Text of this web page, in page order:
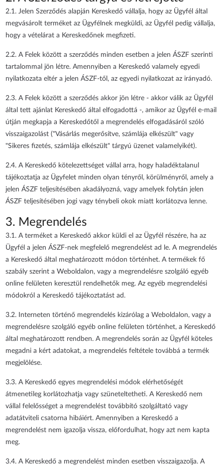
2.1. Jelen Szerződés alapján Kereskedő vállalja, hogy az Ügyfél által
megvásárolt terméket az Ügyfélnek megküldi, az Ügyfél pedig vállalja,
hogy a vételárat a Kereskedőnek megfizeti.
2.2. A Felek között a szerződés minden esetben a jelen ÁSZF szerinti
tartalommal jön létre. Amennyiben a Kereskedő valamely egyedi
nyilatkozata eltér a jelen ÁSZF-től, az egyedi nyilatkozat az irányadó.
2.3. A Felek között a szerződés akkor jön létre - akkor válik az Ügyfél
által tett ajánlat Kereskedő által elfogadottá -, amikor az Ügyfél e-mail
útján megkapja a Kereskedőtől a megrendelés elfogadásáról szóló
visszaigazolást ("Vásárlás megerősítve, számlája elkészült" vagy
"Sikeres fizetés, számlája elkészült" tárgyú üzenet valamelyikét).
2.4. A Kereskedő kötelezettséget vállal arra, hogy haladéktalanul
tájékoztatja az Ügyfelet minden olyan tényről, körülményről, amely a
jelen ÁSZF teljesítésében akadályozná, vagy amelyek folytán jelen
ÁSZF teljesítésében jogi vagy ténybeli okok miatt korlátozva lenne.
3. Megrendelés
3.1. A terméket a Kereskedő akkor küldi el az Ügyfél részére, ha az
Ügyfél a jelen ÁSZF-nek megfelelő megrendelést ad le. A megrendelés
a Kereskedő által meghatározott módon történhet. A termékek fő
szabály szerint a Weboldalon, vagy a megrendelésre szolgáló egyéb
online felületen keresztül rendelhetők meg. Az egyéb megrendelési
módokról a Kereskedő tájékoztatást ad.
3.2. Interneten történő megrendelés kizárólag a Weboldalon, vagy a
megrendelésre szolgáló egyéb online felületen történhet, a Kereskedő
által meghatározott rendben. A megrendelés során az Ügyfél köteles
megadni a kért adatokat, a megrendelés feltétele továbbá a termék
megjelölése.
3.3. A Kereskedő egyes megrendelési módok elérhetőségét
átmenetileg korlátozhatja vagy szüneteltetheti. A Kereskedő nem
vállal felelősséget a megrendelést továbbító szolgáltató vagy
adatátviteli csatorna hibáiért. Amennyiben a Kereskedő a
megrendelést nem igazolja vissza, előfordulhat, hogy azt nem kapta
meg.
3.4. A Kereskedő a megrendelést minden esetben visszaigazolja. A